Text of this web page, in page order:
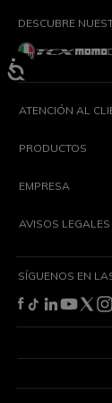
DESCUBRE
ATENCIÓN AL
PRODUCTOS
EMPRESA
AVISOS LEGALES
SÍGUENOS EN